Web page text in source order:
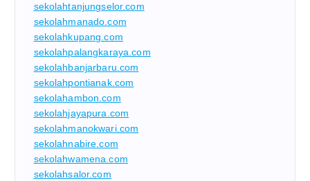
sekolahtanjungselor.com
sekolahmanado.com
sekolahkupang.com
sekolahpalangkaraya.com
sekolahbanjarbaru.com
sekolahpontianak.com
sekolahambon.com
sekolahjayapura.com
sekolahmanokwari.com
sekolahnabire.com
sekolahwamena.com
sekolahsalor.com